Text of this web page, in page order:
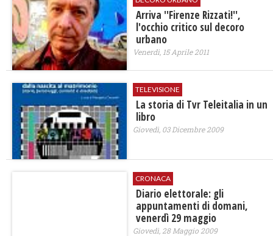
Arriva ''Firenze Rizzati!'',
l'occhio critico sul decoro
urbano
Venerdì, 15 Aprile 2011
TELEVISIONE
La storia di Tvr Teleitalia in un
libro
Giovedì, 03 Dicembre 2009
CRONACA
Diario elettorale: gli
appuntamenti di domani,
venerdì 29 maggio
Giovedì, 28 Maggio 2009